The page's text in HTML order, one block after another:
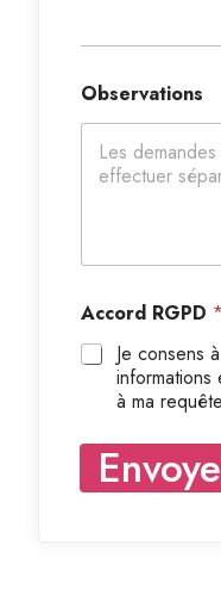
Observations
Accord RGPD *
Je consens
à ma